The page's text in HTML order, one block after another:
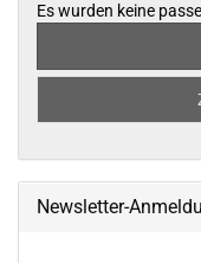
Es wurden keine
Newsletter-